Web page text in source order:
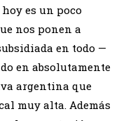
es un poco
nos ponen a
en todo —
en absolutamente
argentina que
muy alta. Además